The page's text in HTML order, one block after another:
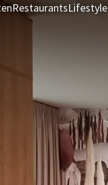
RestaurantsLifestyle